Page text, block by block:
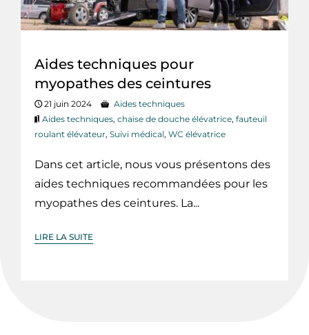
Aides techniques pour
myopathes des ceintures
21 juin 2024
Aides techniques
Aides techniques, chaise de douche élévatrice, fauteuil
roulant élévateur, Suivi médical, WC élévatrice
Dans cet article, nous vous présentons des
aides techniques recommandées pour les
myopathes des ceintures. La...
LIRE LA SUITE